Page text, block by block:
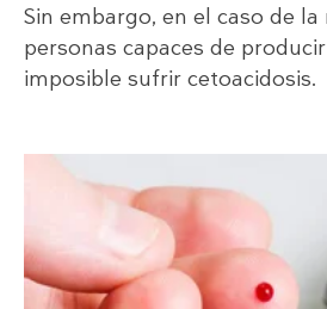
Sin embargo, en el caso de
personas capaces de
imposible sufrir cetoacidosis.